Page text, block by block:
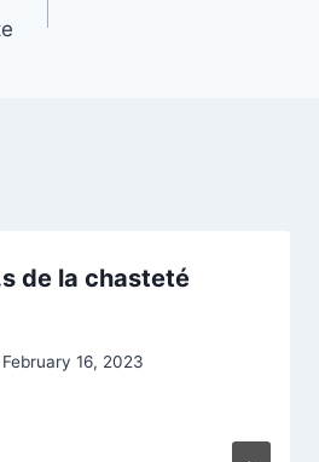
de la chasteté
February 16, 2023